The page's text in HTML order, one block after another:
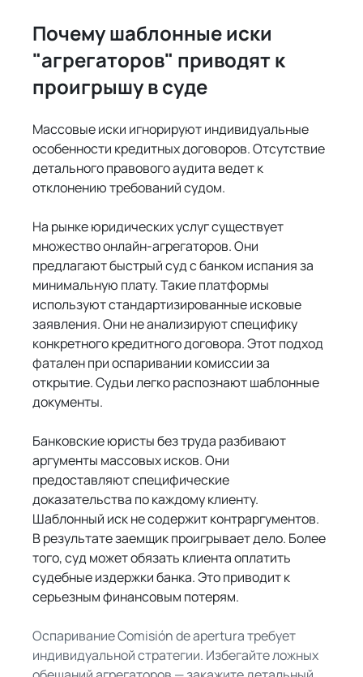
Почему шаблонные иски
"агрегаторов" приводят к
проигрышу в суде
Массовые иски игнорируют индивидуальные
особенности кредитных договоров. Отсутствие
детального правового аудита ведет к
отклонению требований судом.
На рынке юридических услуг существует
множество онлайн-агрегаторов. Они
предлагают быстрый суд с банком испания за
минимальную плату. Такие платформы
используют стандартизированные исковые
заявления. Они не анализируют специфику
конкретного кредитного договора. Этот подход
фатален при оспаривании комиссии за
открытие. Судьи легко распознают шаблонные
документы.
Банковские юристы без труда разбивают
аргументы массовых исков. Они
предоставляют специфические
доказательства по каждому клиенту.
Шаблонный иск не содержит контраргументов.
В результате заемщик проигрывает дело. Более
того, суд может обязать клиента оплатить
судебные издержки банка. Это приводит к
серьезным финансовым потерям.
Оспаривание Comisión de apertura требует
индивидуальной стратегии. Избегайте ложных